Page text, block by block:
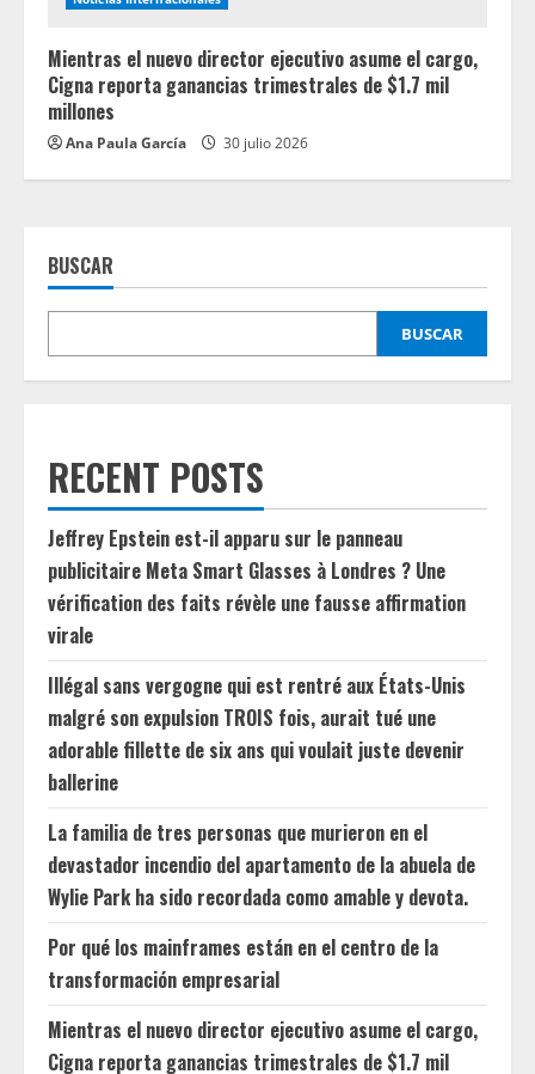
Mientras el nuevo director ejecutivo asume el cargo,
Cigna reporta ganancias trimestrales de $1.7 mil
millones
Ana Paula García 30 julio 2026
BUSCAR
BUSCAR
RECENT POSTS
Jeffrey Epstein est-il apparu sur le panneau
publicitaire Meta Smart Glasses à Londres ? Une
vérification des faits révèle une fausse affirmation
virale
Illégal sans vergogne qui est rentré aux États-Unis
malgré son expulsion TROIS fois, aurait tué une
adorable fillette de six ans qui voulait juste devenir
ballerine
La familia de tres personas que murieron en el
devastador incendio del apartamento de la abuela de
Wylie Park ha sido recordada como amable y devota.
Por qué los mainframes están en el centro de la
transformación empresarial
Mientras el nuevo director ejecutivo asume el cargo,
Cigna reporta ganancias trimestrales de $1.7 mil